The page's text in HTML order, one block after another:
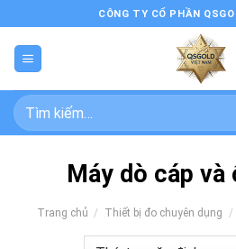
qua
dung
CÔNG TY CỔ PHẦN
Tìm
kiếm:
Máy dò cáp và
Trang chủ / Thiết bị đo chuyên dụng /